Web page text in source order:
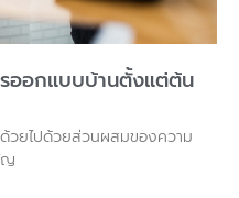
ออกแบบบ้านตั้งแต่ต้น
ด้วยไปด้วยส่วนผสมของความ
ญ